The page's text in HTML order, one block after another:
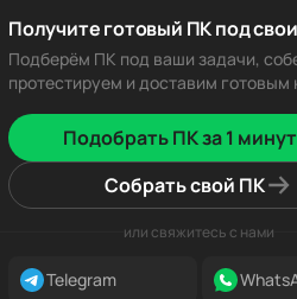
Получите готовый ПК под
Подберём ПК под ваши задачи,
протестируем и доставим готовым
Подобрать ПК за 1
Собрать свой ПК
или свяжитесь с нами
Telegram